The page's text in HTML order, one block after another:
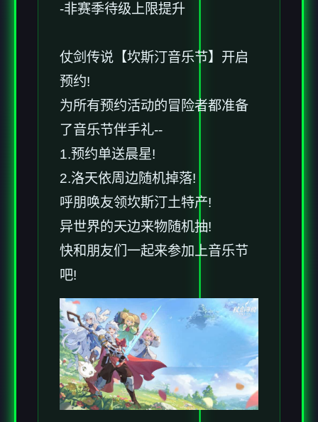
-非赛季待级上限提升
仗剑传说【坎斯汀音乐节】开启
预约!
为所有预约活动的冒险者都准备
了音乐节伴手礼--
1.预约单送晨星!
2.洛天依周边随机掉落!
呼朋唤友领坎斯汀土特产!
异世界的天边来物随机抽!
快和朋友们一起来参加上音乐节
吧!